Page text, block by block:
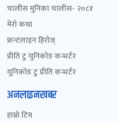
चालीस मुनिका चालीस- २०८१
मेरो कथा
फ्रन्टलाइन हिरोज्
प्रीति टु युनिकोड कन्भर्टर
युनिकोड टु प्रीति कन्भर्टर
अनलाइनखबर
हाम्रो टिम